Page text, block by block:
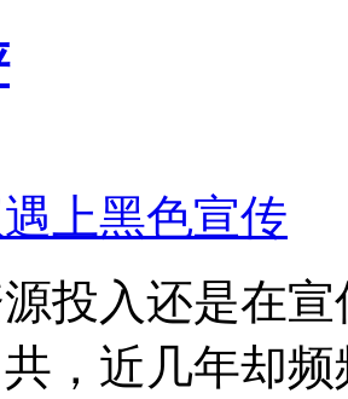
上黑色宣传
投入还是在
，近几年却